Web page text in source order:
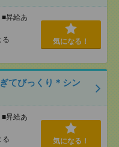
昇給あ
る
気になる！
てびっくり＊シン
昇給あ
る
気になる！